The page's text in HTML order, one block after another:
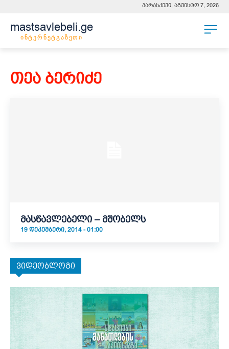
პარასკევი, აგვისტო 7, 2026
mastsavlebeli.ge
ინტერნეტგაზეთი
თეა ბერიძე
მასწავლებელი – მშობელს
19 ᲓᲔᲙᲔᲛᲑᲔᲠᲘ, 2014 - 01:00
ვიდეობლოგი